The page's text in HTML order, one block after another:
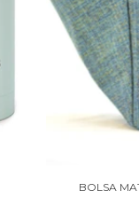
BOLSA